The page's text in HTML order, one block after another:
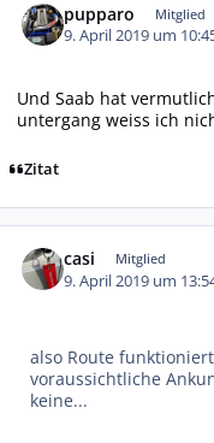
pupparo Mitglied
9. April 2019 um
Und Saab hat
untergang weiss ich
Zitat
casi Mitglied
9. April 2019 um
also Route
voraussichtliche
keine...